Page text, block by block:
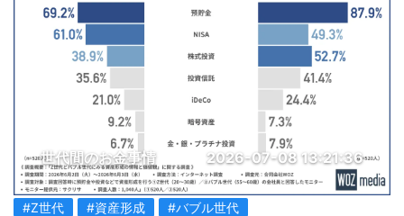
世代間のお金事情 2026-07-08 13:21:36
#Z世代 #資産形成 #バブル世代